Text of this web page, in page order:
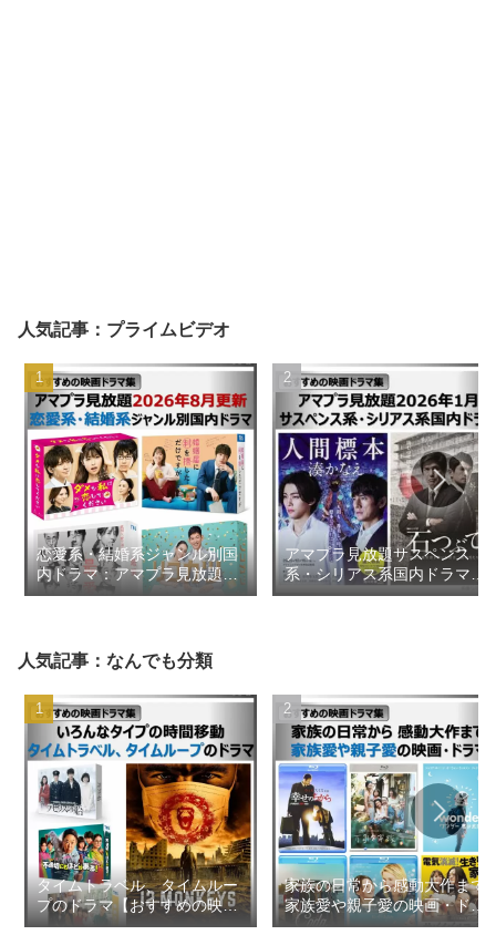
人気記事：プライムビデオ
恋愛系・結婚系ジャンル別国
内ドラマ：アマプラ見放題
2026年8月更新【おすすめの
アマプラ見放題サスペンス
系・シリアス系国内ドラマ
2026年1月【おすすめの映画
人気記事：なんでも分類
タイムトラベル、タイムルー
プのドラマ【おすすめの映画
ドラマ集】
家族の日常から感動大作まで
家族愛や親子愛の映画・ドラ
マ【おすすめの映画ドラマ